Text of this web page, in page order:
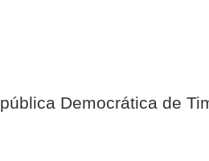
Democrática de